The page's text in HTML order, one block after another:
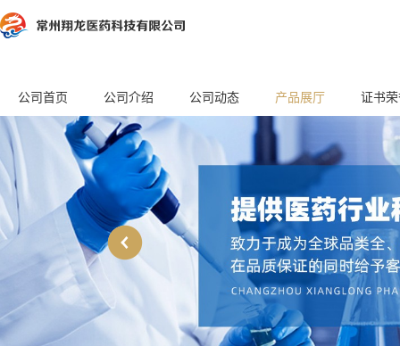
公司首页 公司介绍 公司动态 产品展厅 证书